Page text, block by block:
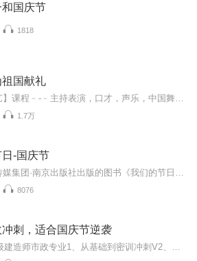
国庆节
1818
祖国献礼
1.7万
-国庆节
8076
冲刺，适合国庆节逆袭